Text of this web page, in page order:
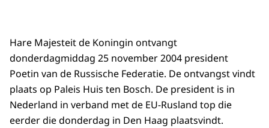
Hare Majesteit de Koningin ontvangt
donderdagmiddag 25 november 2004 president
Poetin van de Russische Federatie. De ontvangst vindt
plaats op Paleis Huis ten Bosch. De president is in
Nederland in verband met de EU-Rusland top die
eerder die donderdag in Den Haag plaatsvindt.